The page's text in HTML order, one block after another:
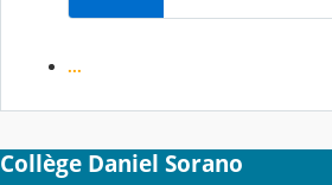
...
Collège Daniel Sorano